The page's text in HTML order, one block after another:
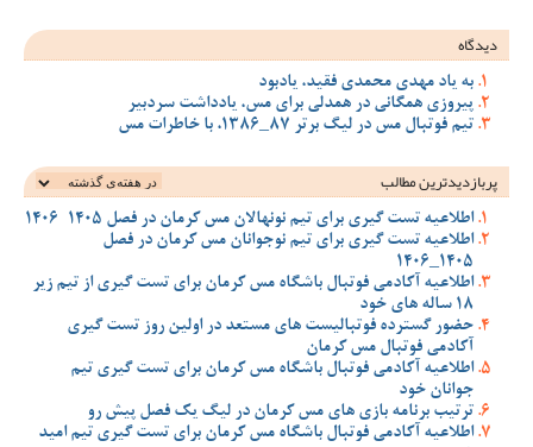
دیدگاه
به یاد مهدی محمدی فقید، یادبود
پیروزی همگانی در همدلی برای مس، یادداشت سردبیر
تیم فوتبال مس در لیگ برتر 87_1386، با خاطرات مس
پربازدیدترین‌ مطالب
اطلاعیه تست گیری برای تیم نونهالان مس کرمان در فصل 1405-1406
اطلاعیه تست گیری برای تیم نوجوانان مس کرمان در فصل
1405_1406
اطلاعیه آکادمی فوتبال باشگاه مس کرمان برای تست گیری از تیم زیر
18 ساله های خود
حضور گسترده فوتبالیست های مستعد در اولین روز تست گیری
آکادمی فوتبال مس کرمان
اطلاعیه آکادمی فوتبال باشگاه مس کرمان برای تست گیری تیم
جوانان خود
ترتیب برنامه بازی های مس کرمان در لیگ یک فصل پیش رو
اطلاعیه آکادمی فوتبال باشگاه مس کرمان برای تست گیری تیم امید